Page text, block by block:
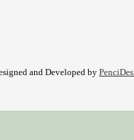
and Developed by